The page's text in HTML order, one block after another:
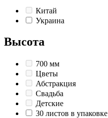
Китай
Украина
Высота
700 мм
Цветы
Абстракция
Свадьба
Детские
30 листов в упаковке